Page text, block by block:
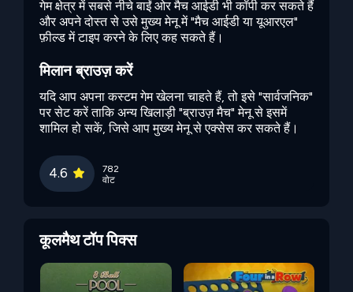
गेम क्षेत्र में सबसे नीचे बाईं ओर मैच आईडी भी कॉपी कर सकते हैं
और अपने दोस्त से उसे मुख्य मेनू में "मैच आईडी या यूआरएल"
फ़ील्ड में टाइप करने के लिए कह सकते हैं।
मिलान ब्राउज़ करें
यदि आप अपना कस्टम गेम खेलना चाहते हैं, तो इसे "सार्वजनिक"
पर सेट करें ताकि अन्य खिलाड़ी "ब्राउज़ मैच" मेनू से इसमें
शामिल हो सकें, जिसे आप मुख्य मेनू से एक्सेस कर सकते हैं।
4.6
782
वोट
कूलमैथ टॉप पिक्स